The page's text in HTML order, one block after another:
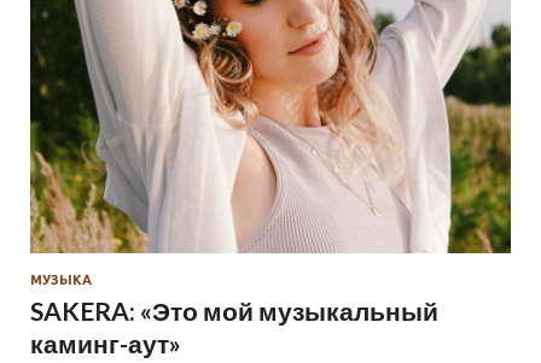
МУЗЫКА
SAKERA: «Это мой музыкальный
каминг-аут»